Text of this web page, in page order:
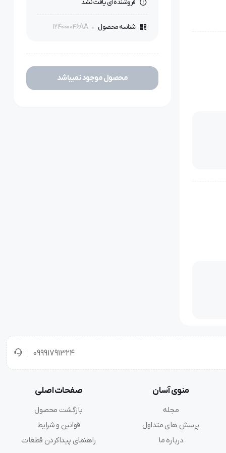
فروشنده ای یافت نشد
شناسه محصول 124000046AA
محصول موجود نمیباشد
09991791324
منوی آسان
مجله
پرسش های متداول
درباره ما
صفحات اصلی
بازگشت محصول
قوانین و شرایط
راهنمای پیداکردن قطعات